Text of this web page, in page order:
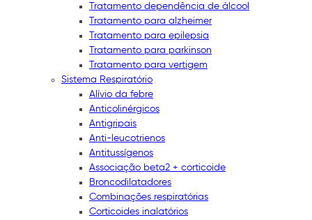
Tratamento dependência de álcool
Tratamento para alzheimer
Tratamento para epilepsia
Tratamento para parkinson
Tratamento para vertigem
Sistema Respiratório
Alívio da febre
Anticolinérgicos
Antigripais
Anti-leucotrienos
Antitussígenos
Associação beta2 + corticoide
Broncodilatadores
Combinações respiratórias
Corticoides inalatórios